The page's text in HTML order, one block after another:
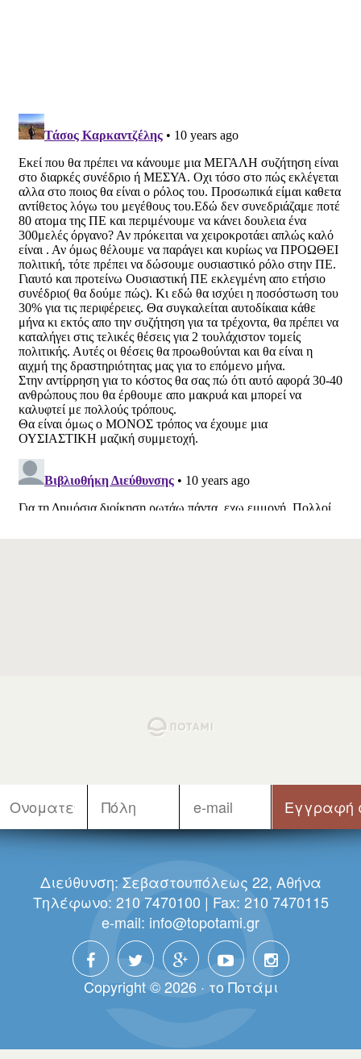
Διεύθυνση: Σεβαστουπόλεως 22, Αθήνα
Τηλέφωνο: 210 7470100 | Fax: 210 7470115
e-mail: info@topotami.gr
Copyright © 2026 · τo Πoτάμι